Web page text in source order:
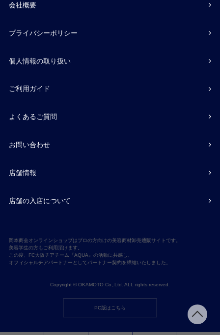
会社概要
プライバシーポリシー
個人情報の取り扱い
ご利用ガイド
よくあるご質問
お問い合わせ
店舗情報
店舗の入店について
岡本商会オンラインショップはプロの方向けの美容商材卸売通販サイトです。
美容学生の方もご利用頂けます。
この度、FC大阪チアチーム『AQUA』の活動に共感し、
オフィシャルチアパートナーとしてパートナー契約を締結いたしました。
Copyright © OKAMOTO Co,.Ltd. ALL rights reserved.
PC版はこちら